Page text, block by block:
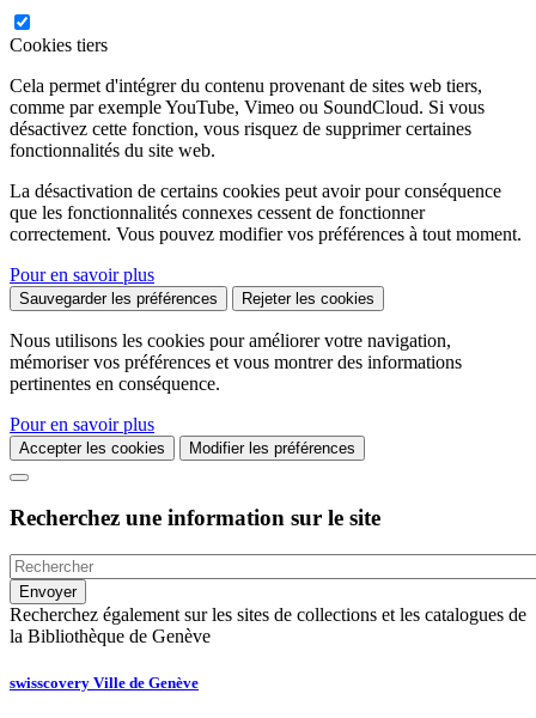
Cookies tiers
Cela permet d'intégrer du contenu provenant de sites web tiers,
comme par exemple YouTube, Vimeo ou SoundCloud. Si vous
désactivez cette fonction, vous risquez de supprimer certaines
fonctionnalités du site web.
La désactivation de certains cookies peut avoir pour conséquence
que les fonctionnalités connexes cessent de fonctionner
correctement. Vous pouvez modifier vos préférences à tout moment.
Pour en savoir plus
Sauvegarder les préférences Rejeter les cookies
Nous utilisons les cookies pour améliorer votre navigation,
mémoriser vos préférences et vous montrer des informations
pertinentes en conséquence.
Pour en savoir plus
Accepter les cookies Modifier les préférences
Recherchez une information sur le site
Recherchez également sur les sites de collections et les catalogues de
la Bibliothèque de Genève
swisscovery Ville de Genève